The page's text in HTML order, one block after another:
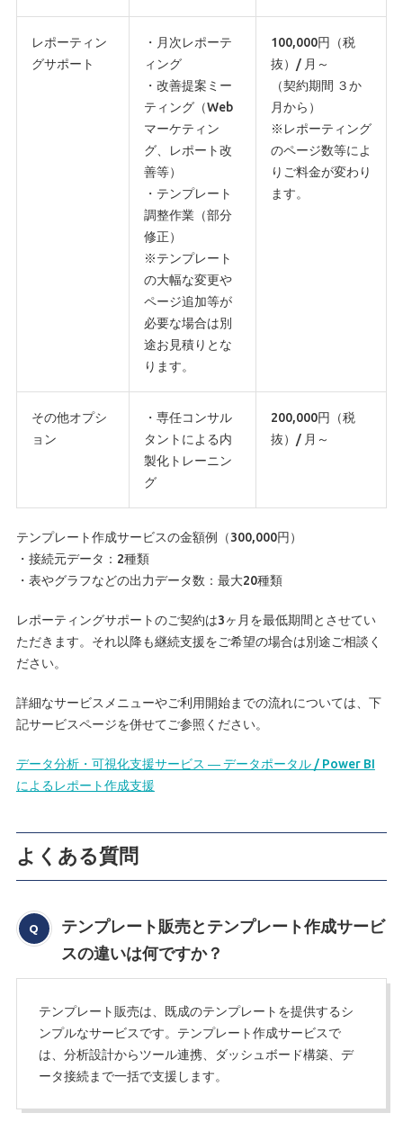
レポーティン
グサポート
・月次レポーテ
ィング
・改善提案ミー
ティング（Web
マーケティン
グ、レポート改
善等）
・テンプレート
調整作業（部分
修正）
※テンプレート
の大幅な変更や
ページ追加等が
必要な場合は別
途お見積りとな
ります。
100,000円（税
抜）/ 月～
（契約期間 ３か
月から）
※レポーティング
のページ数等によ
りご料金が変わり
ます。
その他オプシ
ョン
・専任コンサル
タントによる内
製化トレーニン
グ
200,000円（税
抜）/ 月～
テンプレート作成サービスの金額例（300,000円）
・接続元データ：2種類
・表やグラフなどの出力データ数：最大20種類
レポーティングサポートのご契約は3ヶ月を最低期間とさせてい
ただきます。それ以降も継続支援をご希望の場合は別途ご相談く
ださい。
詳細なサービスメニューやご利用開始までの流れについては、下
記サービスページを併せてご参照ください。
データ分析・可視化支援サービス ― データポータル / Power BI
によるレポート作成支援
よくある質問
テンプレート販売とテンプレート作成サービ
スの違いは何ですか？
テンプレート販売は、既成のテンプレートを提供するシ
ンプルなサービスです。テンプレート作成サービスで
は、分析設計からツール連携、ダッシュボード構築、デ
ータ接続まで一括で支援します。